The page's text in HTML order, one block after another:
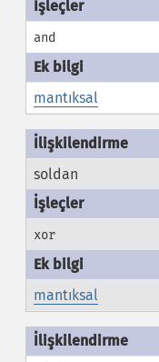
and
mantıksal
soldan
xor
mantıksal